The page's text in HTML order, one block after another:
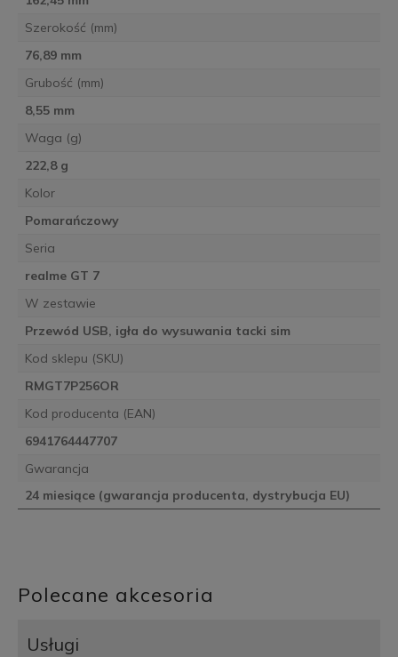
Szerokość (mm)
76,89 mm
Grubość (mm)
8,55 mm
Waga (g)
222,8 g
Kolor
Pomarańczowy
Seria
realme GT 7
W zestawie
Przewód USB, igła do wysuwania tacki sim
Kod sklepu (SKU)
RMGT7P256OR
Kod producenta (EAN)
6941764447707
Gwarancja
24 miesiące (gwarancja producenta, dystrybucja EU)
Polecane akcesoria
Usługi